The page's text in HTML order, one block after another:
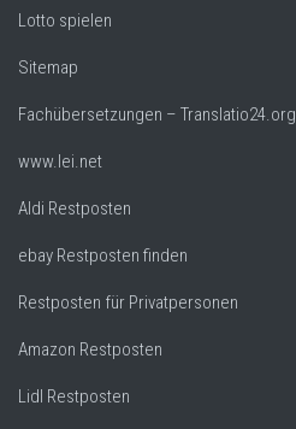
Lotto spielen
Sitemap
Fachübersetzungen – Translatio24.org
www.lei.net
Aldi Restposten
ebay Restposten finden
Restposten für Privatpersonen
Amazon Restposten
Lidl Restposten